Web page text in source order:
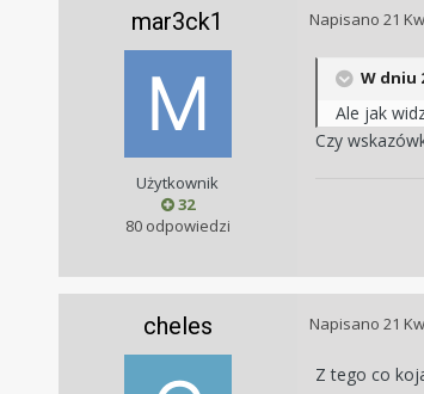
mar3ck1
Użytkownik
32
80 odpowiedzi
Napisano 21
W dniu
Ale jak
Czy
cheles Napisano 21
Z tego co